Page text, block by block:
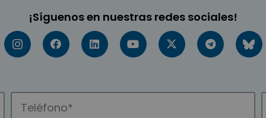
¡Síguenos en nuestras redes sociales!